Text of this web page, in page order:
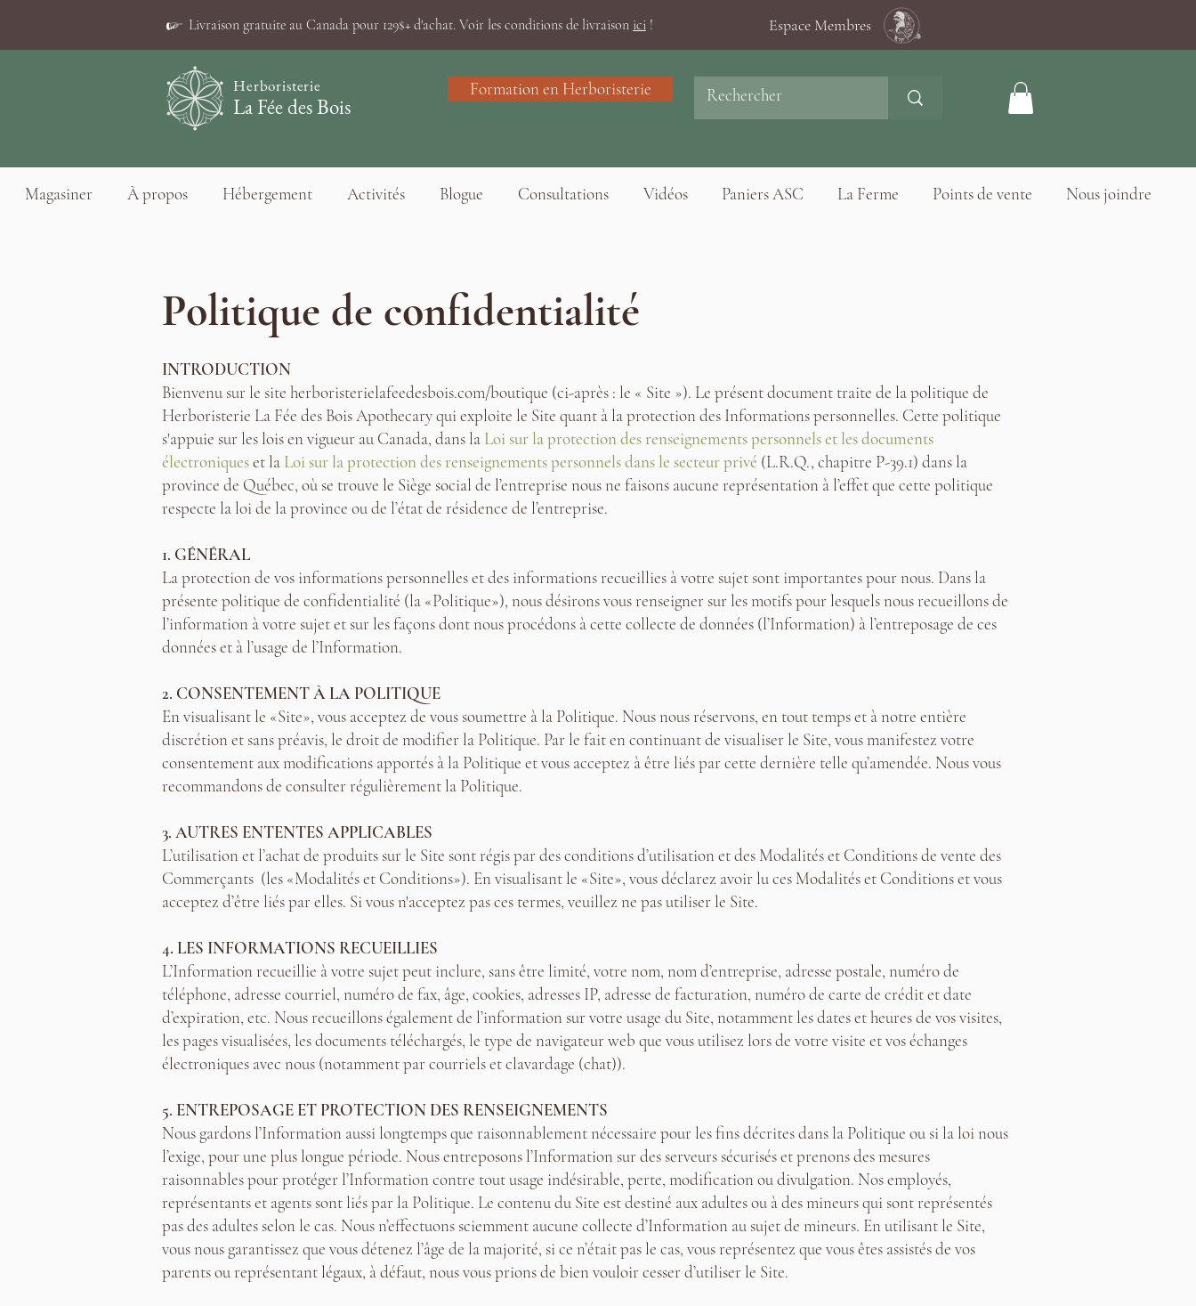
☞ Livraison gratuite au Canada pour 129$+ d'achat. Voir les conditions de livraison ici ! Espace Membres
Herboristerie
La Fée des Bois
Formation en Herboristerie
Magasiner À propos Hébergement Activités Blogue Consultations Vidéos Paniers ASC La Ferme Points de vente Nous joindre
Politique de confidentialité
INTRODUCTION
Bienvenu sur le site herboristerielafeedesbois.com/boutique (ci-après : le « Site »). Le présent document traite de la politique de
Herboristerie La Fée des Bois Apothecary qui exploite le Site quant à la protection des Informations personnelles. Cette politique
s'appuie sur les lois en vigueur au Canada, dans la Loi sur la protection des renseignements personnels et les documents
électroniqueset la Loi sur la protection des renseignements personnels dans le secteur privé (L.R.Q., chapitre P-39.1) dans la
province de Québec, où se trouve le Siège social de l’entreprise nous ne faisons aucune représentation à l’effet que cette politique
respecte la loi de la province ou de l’état de résidence de l’entreprise.
1. GÉNÉRAL
La protection de vos informations personnelles et des informations recueillies à votre sujet sont importantes pour nous. Dans la
présente politique de confidentialité (la «Politique»), nous désirons vous renseigner sur les motifs pour lesquels nous recueillons de
l’information à votre sujet et sur les façons dont nous procédons à cette collecte de données (l’Information) à l’entreposage de ces
données et à l’usage de l’Information.
2. CONSENTEMENT À LA POLITIQUE
En visualisant le «Site», vous acceptez de vous soumettre à la Politique. Nous nous réservons, en tout temps et à notre entière
discrétion et sans préavis, le droit de modifier la Politique. Par le fait en continuant de visualiser le Site, vous manifestez votre
consentement aux modifications apportés à la Politique et vous acceptez à être liés par cette dernière telle qu’amendée. Nous vous
recommandons de consulter régulièrement la Politique.
3. AUTRES ENTENTES APPLICABLES
L’utilisation et l’achat de produits sur le Site sont régis par des conditions d’utilisation et des Modalités et Conditions de vente des
Commerçants (les «Modalités et Conditions»). En visualisant le «Site», vous déclarez avoir lu ces Modalités et Conditions et vous
acceptez d’être liés par elles. Si vous n'acceptez pas ces termes, veuillez ne pas utiliser le Site.
4. LES INFORMATIONS RECUEILLIES
L’Information recueillie à votre sujet peut inclure, sans être limité, votre nom, nom d’entreprise, adresse postale, numéro de
téléphone, adresse courriel, numéro de fax, âge, cookies, adresses IP, adresse de facturation, numéro de carte de crédit et date
d’expiration, etc. Nous recueillons également de l’information sur votre usage du Site, notamment les dates et heures de vos visites,
les pages visualisées, les documents téléchargés, le type de navigateur web que vous utilisez lors de votre visite et vos échanges
électroniques avec nous (notamment par courriels et clavardage (chat)).
5. ENTREPOSAGE ET PROTECTION DES RENSEIGNEMENTS
Nous gardons l’Information aussi longtemps que raisonnablement nécessaire pour les fins décrites dans la Politique ou si la loi nous
l’exige, pour une plus longue période. Nous entreposons l’Information sur des serveurs sécurisés et prenons des mesures
raisonnables pour protéger l’Information contre tout usage indésirable, perte, modification ou divulgation. Nos employés,
représentants et agents sont liés par la Politique. Le contenu du Site est destiné aux adultes ou à des mineurs qui sont représentés
pas des adultes selon le cas. Nous n’effectuons sciemment aucune collecte d’Information au sujet de mineurs. En utilisant le Site,
vous nous garantissez que vous détenez l’âge de la majorité, si ce n’était pas le cas, vous représentez que vous êtes assistés de vos
parents ou représentant légaux, à défaut, nous vous prions de bien vouloir cesser d’utiliser le Site.